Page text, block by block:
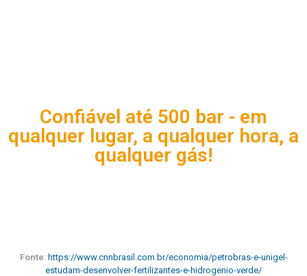
Confiável até 500 bar - em
qualquer lugar, a qualquer hora, a
qualquer gás!
Fonte: https://www.cnnbrasil.com.br/economia/petrobras-e-unigel-
estudam-desenvolver-fertilizantes-e-hidrogenio-verde/